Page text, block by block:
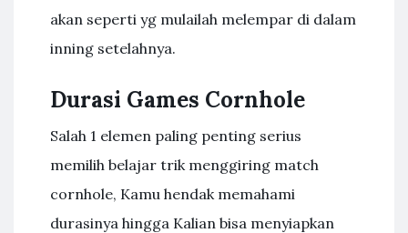
akan seperti yg mulailah melempar di dalam
inning setelahnya.
Durasi Games Cornhole
Salah 1 elemen paling penting serius
memilih belajar trik menggiring match
cornhole, Kamu hendak memahami
durasinya hingga Kalian bisa menyiapkan